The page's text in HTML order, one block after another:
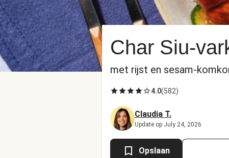
Char Siu-
met rijst en sesam-
4.0(582)
Claudia T.
Update op July 24, 2026
Opslaan